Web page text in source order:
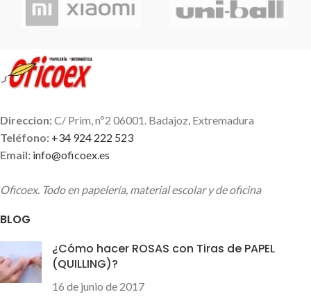
Direccion:C/ Prim, nº2 06001. Badajoz, Extremadura
Teléfono: +34 924 222 523
Email: info@oficoex.es
Oficoex. Todo en papelería, material escolar y de oficina
BLOG
¿Cómo hacer ROSAS con Tiras de PAPEL
(QUILLING)?
16 de junio de 2017